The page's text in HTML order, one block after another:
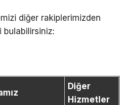
diğer rakiplerimizden
bulabilirsiniz:
Diğer
Hizmetler